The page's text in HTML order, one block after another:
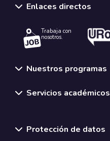
Enlaces directos
Trabaja con
nosotros.
Nuestros programas
Servicios académicos
Protección de datos